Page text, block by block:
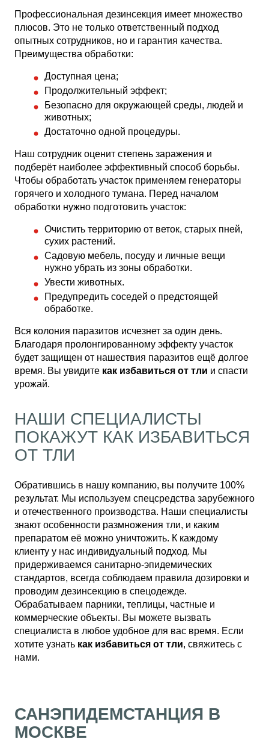
Профессиональная дезинсекция имеет множество
плюсов. Это не только ответственный подход
опытных сотрудников, но и гарантия качества.
Преимущества обработки:
Доступная цена;
Продолжительный эффект;
Безопасно для окружающей среды, людей и
животных;
Достаточно одной процедуры.
Наш сотрудник оценит степень заражения и
подберёт наиболее эффективный способ борьбы.
Чтобы обработать участок применяем генераторы
горячего и холодного тумана. Перед началом
обработки нужно подготовить участок:
Очистить территорию от веток, старых пней,
сухих растений.
Садовую мебель, посуду и личные вещи
нужно убрать из зоны обработки.
Увести животных.
Предупредить соседей о предстоящей
обработке.
Вся колония паразитов исчезнет за один день.
Благодаря пролонгированному эффекту участок
будет защищен от нашествия паразитов ещё долгое
время. Вы увидите как избавиться от тли и спасти
урожай.
НАШИ СПЕЦИАЛИСТЫ
ПОКАЖУТ КАК ИЗБАВИТЬСЯ
ОТ ТЛИ
Обратившись в нашу компанию, вы получите 100%
результат. Мы используем спецсредства зарубежного
и отечественного производства. Наши специалисты
знают особенности размножения тли, и каким
препаратом её можно уничтожить. К каждому
клиенту у нас индивидуальный подход. Мы
придерживаемся санитарно-эпидемических
стандартов, всегда соблюдаем правила дозировки и
проводим дезинсекцию в спецодежде.
Обрабатываем парники, теплицы, частные и
коммерческие объекты. Вы можете вызвать
специалиста в любое удобное для вас время. Если
хотите узнать как избавиться от тли, свяжитесь с
нами.
САНЭПИДЕМСТАНЦИЯ В
МОСКВЕ